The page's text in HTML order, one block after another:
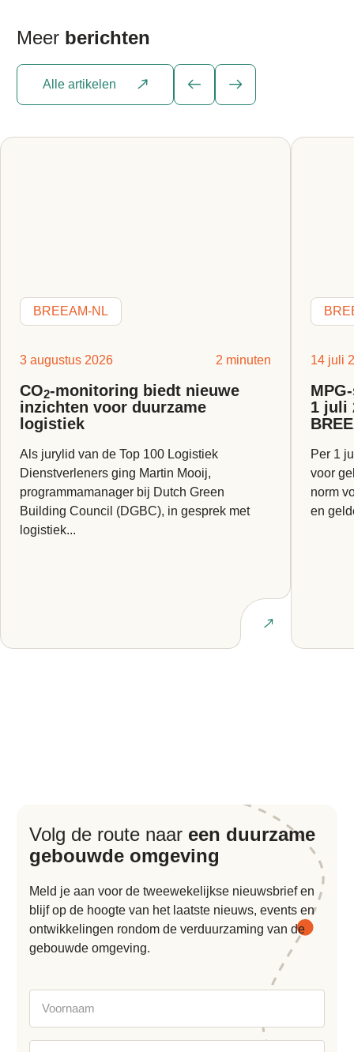
Meer berichten
Alle artikelen
BREEAM-NL
3 augustus 2026 2 minuten
CO2-monitoring biedt nieuwe
inzichten voor duurzame
logistiek
Als jurylid van de Top 100 Logistiek
Dienstverleners ging Martin Mooij,
programmamanager bij Dutch Green
Building Council (DGBC), in gesprek met
logistiek...
Lees artikel
14 juli
1 juli
Per 1
voor
norm
en
Volg de route naar een duurzame
gebouwde omgeving
Meld je aan voor de tweewekelijkse nieuwsbrief en
blijf op de hoogte van het laatste nieuws, events en
ontwikkelingen rondom de verduurzaming van de
gebouwde omgeving.